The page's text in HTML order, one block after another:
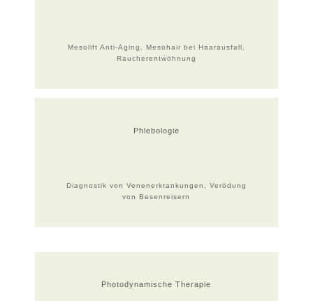
Mesolift Anti-Aging, Mesohair bei Haarausfall,
Raucherentwöhnung
Phlebologie
Diagnostik von Venenerkrankungen, Verödung
von Besenreisern
Photodynamische Therapie